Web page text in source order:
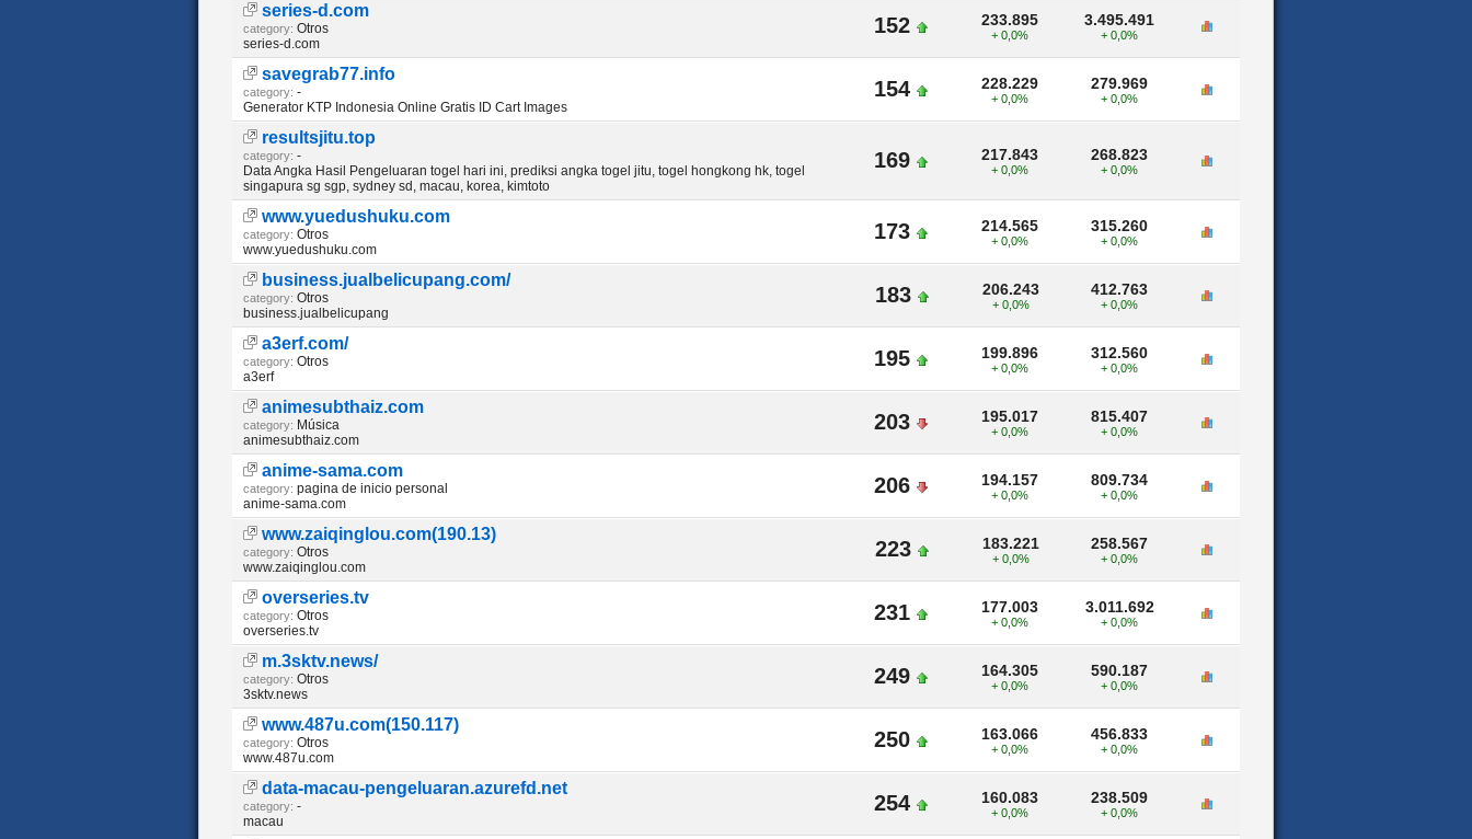
series-d.com
category: Otros
series-d.com
152 233.895
+ 0,0%
3.495.491
+ 0,0%
savegrab77.info
category: -
Generator KTP Indonesia Online Gratis ID Cart Images
154 228.229
+ 0,0%
279.969
+ 0,0%
resultsjitu.top
category: -
Data Angka Hasil Pengeluaran togel hari ini, prediksi angka togel jitu, togel hongkong hk, togel
singapura sg sgp, sydney sd, macau, korea, kimtoto
169 217.843
+ 0,0%
268.823
+ 0,0%
www.yuedushuku.com
category: Otros
www.yuedushuku.com
173 214.565
+ 0,0%
315.260
+ 0,0%
business.jualbelicupang.com/
category: Otros
business.jualbelicupang
183 206.243
+ 0,0%
412.763
+ 0,0%
a3erf.com/
category: Otros
a3erf
195 199.896
+ 0,0%
312.560
+ 0,0%
animesubthaiz.com
category: Música
animesubthaiz.com
203 195.017
+ 0,0%
815.407
+ 0,0%
anime-sama.com
category: pagina de inicio personal
anime-sama.com
206 194.157
+ 0,0%
809.734
+ 0,0%
www.zaiqinglou.com(190.13)
category: Otros
www.zaiqinglou.com
223 183.221
+ 0,0%
258.567
+ 0,0%
overseries.tv
category: Otros
overseries.tv
231 177.003
+ 0,0%
3.011.692
+ 0,0%
m.3sktv.news/
category: Otros
3sktv.news
249 164.305
+ 0,0%
590.187
+ 0,0%
www.487u.com(150.117)
category: Otros
www.487u.com
250 163.066
+ 0,0%
456.833
+ 0,0%
data-macau-pengeluaran.azurefd.net
category: -
macau
254 160.083
+ 0,0%
238.509
+ 0,0%